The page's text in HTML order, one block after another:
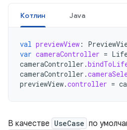
Котлин Java
val previewView :
var cameraController =
cameraController .
cameraController .
previewView.controller =
В качестве UseCase по